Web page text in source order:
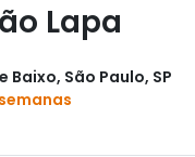
Lapa
Baixo, São Paulo, SP